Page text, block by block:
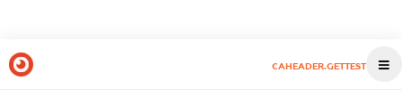
CAHEADER.GETTEST